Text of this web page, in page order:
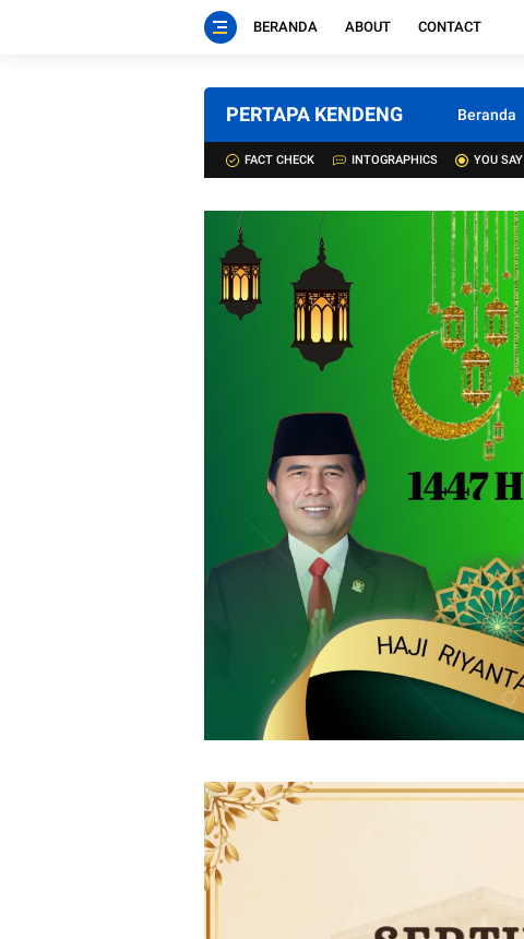
BERANDA ABOUT CONTACT
PERTAPA KENDENG Beranda
FACT CHECK INTOGRAPHICS YOU SAY